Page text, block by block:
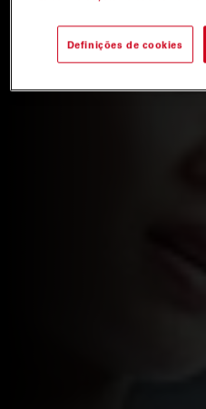
Definições de cookies